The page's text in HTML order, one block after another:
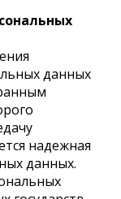
данных
надежная
данных.